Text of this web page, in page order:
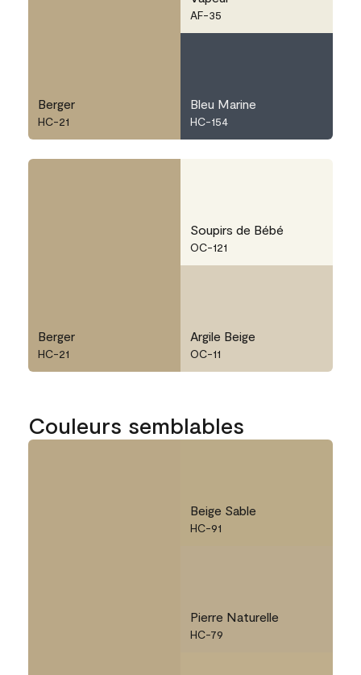
Berger
HC-21
AF-35
Bleu Marine
HC-154
Berger
HC-21
Soupirs de Bébé
OC-121
Argile Beige
OC-11
Couleurs semblables
Beige Sable
HC-91
Pierre Naturelle
HC-79